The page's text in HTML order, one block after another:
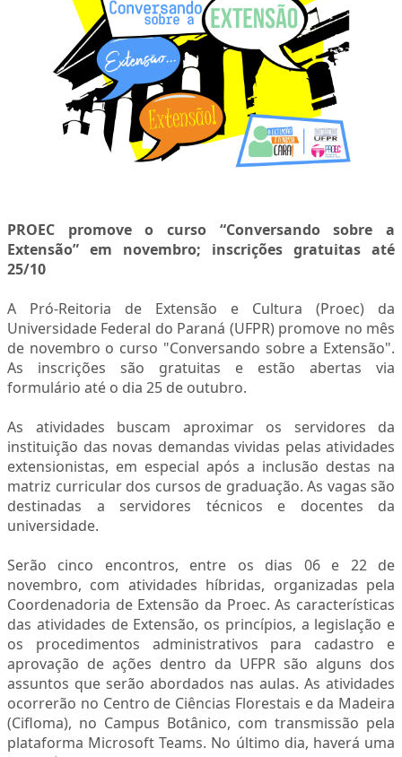
PROEC promove o curso “Conversando sobre a
Extensão” em novembro; inscrições gratuitas até
25/10
A Pró-Reitoria de Extensão e Cultura (Proec) da
Universidade Federal do Paraná (UFPR) promove no mês
de novembro o curso "Conversando sobre a Extensão".
As inscrições são gratuitas e estão abertas via
formulário até o dia 25 de outubro.
As atividades buscam aproximar os servidores da
instituição das novas demandas vividas pelas atividades
extensionistas, em especial após a inclusão destas na
matriz curricular dos cursos de graduação. As vagas são
destinadas a servidores técnicos e docentes da
universidade.
Serão cinco encontros, entre os dias 06 e 22 de
novembro, com atividades híbridas, organizadas pela
Coordenadoria de Extensão da Proec. As características
das atividades de Extensão, os princípios, a legislação e
os procedimentos administrativos para cadastro e
aprovação de ações dentro da UFPR são alguns dos
assuntos que serão abordados nas aulas. As atividades
ocorrerão no Centro de Ciências Florestais e da Madeira
(Cifloma), no Campus Botânico, com transmissão pela
plataforma Microsoft Teams. No último dia, haverá uma